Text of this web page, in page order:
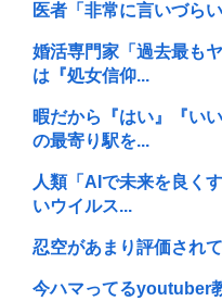
医者「非常に言いづら
婚活専門家「過去最も
は『処女信仰...
暇だから『はい』『い
の最寄り駅を...
人類「AIで未来を良く
いウイルス...
忍空があまり評価され
今ハマってるyoutuber